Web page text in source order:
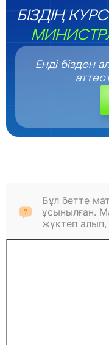
БІЗДІҢ
Енді бізден
Бұл бетте
ұсынылған.
жүктеп